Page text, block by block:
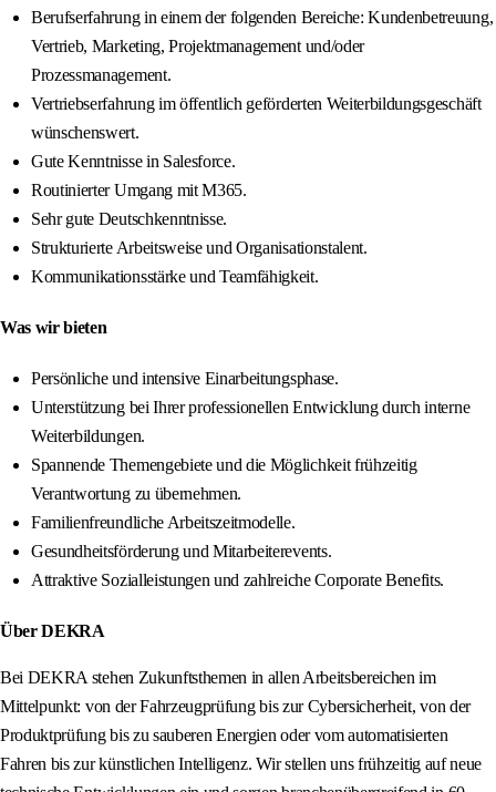
Berufserfahrung in einem der folgenden Bereiche: Kundenbetreuung,
Vertrieb, Marketing, Projektmanagement und/oder
Prozessmanagement.
Vertriebserfahrung im öffentlich geförderten Weiterbildungsgeschäft
wünschenswert.
Gute Kenntnisse in Salesforce.
Routinierter Umgang mit M365.
Sehr gute Deutschkenntnisse.
Strukturierte Arbeitsweise und Organisationstalent.
Kommunikationsstärke und Teamfähigkeit.
Was wir bieten
Persönliche und intensive Einarbeitungsphase.
Unterstützung bei Ihrer professionellen Entwicklung durch interne
Weiterbildungen.
Spannende Themengebiete und die Möglichkeit frühzeitig
Verantwortung zu übernehmen.
Familienfreundliche Arbeitszeitmodelle.
Gesundheitsförderung und Mitarbeiterevents.
Attraktive Sozialleistungen und zahlreiche Corporate Benefits.
Über DEKRA
Bei DEKRA stehen Zukunftsthemen in allen Arbeitsbereichen im
Mittelpunkt: von der Fahrzeugprüfung bis zur Cybersicherheit, von der
Produktprüfung bis zu sauberen Energien oder vom automatisierten
Fahren bis zur künstlichen Intelligenz. Wir stellen uns frühzeitig auf neue